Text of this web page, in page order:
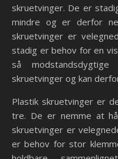
skruetvinger. De er
mindre og er derfor
skruetvinger er
stadig er behov for en
så
skruetvinger og kan
Plastik skruetvinger er
tre. De er nemme at
skruetvinger er
er behov for stor